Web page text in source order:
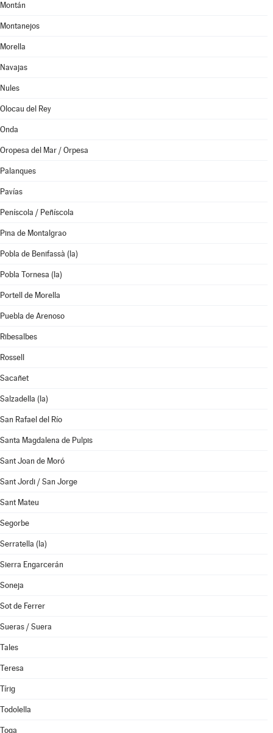
Montán
Montanejos
Morella
Navajas
Nules
Olocau del Rey
Onda
Oropesa del Mar / Orpesa
Palanques
Pavías
Peníscola / Peñíscola
Pina de Montalgrao
Pobla de Benifassà (la)
Pobla Tornesa (la)
Portell de Morella
Puebla de Arenoso
Ribesalbes
Rossell
Sacañet
Salzadella (la)
San Rafael del Río
Santa Magdalena de Pulpis
Sant Joan de Moró
Sant Jordi / San Jorge
Sant Mateu
Segorbe
Serratella (la)
Sierra Engarcerán
Soneja
Sot de Ferrer
Sueras / Suera
Tales
Teresa
Tírig
Todolella
Toga